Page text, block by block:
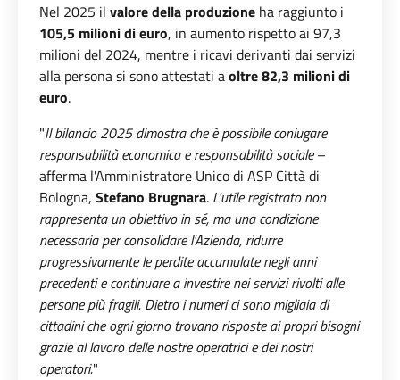
Nel 2025 il valore della produzione ha raggiunto i
105,5 milioni di euro, in aumento rispetto ai 97,3
milioni del 2024, mentre i ricavi derivanti dai servizi
alla persona si sono attestati aoltre 82,3 milioni di
euro.
"Il bilancio 2025 dimostra che è possibile coniugare
responsabilità economica e responsabilità sociale–
afferma l'Amministratore Unico di ASP Città di
Bologna, Stefano Brugnara. L'utile registrato non
rappresenta un obiettivo in sé, ma una condizione
necessaria per consolidare l'Azienda, ridurre
progressivamente le perdite accumulate negli anni
precedenti e continuare a investire nei servizi rivolti alle
persone più fragili. Dietro i numeri ci sono migliaia di
cittadini che ogni giorno trovano risposte ai propri bisogni
grazie al lavoro delle nostre operatrici e dei nostri
operatori."